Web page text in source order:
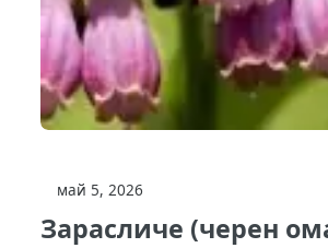
май 5, 2026
Зарасличе (черен